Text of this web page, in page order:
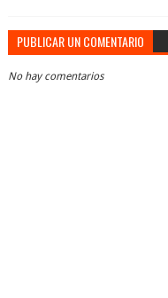
PUBLICAR UN COMENTARIO
No hay comentarios